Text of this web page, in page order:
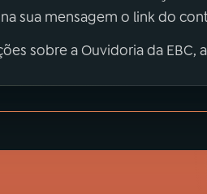
sua mensagem o link do
sobre a Ouvidoria da EBC,